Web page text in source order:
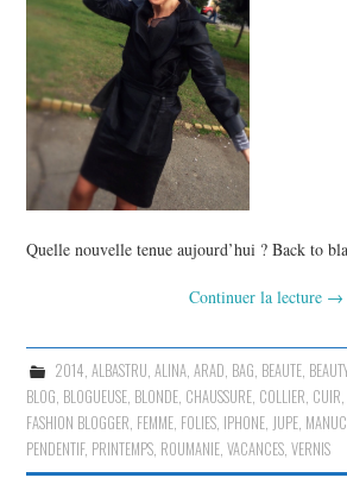
Quelle nouvelle tenue aujourd’hui ? Back to
Continuer la lecture →
2014, ALBASTRU, ALINA, ARAD, BAG, BEAUTE, BEAUTY
BLOG, BLOGUEUSE, BLONDE, CHAUSSURE, COLLIER, CUIR,
FASHION BLOGGER, FEMME, FOLIES, IPHONE, JUPE,
PENDENTIF, PRINTEMPS, ROUMANIE,VACANCES,VERNIS